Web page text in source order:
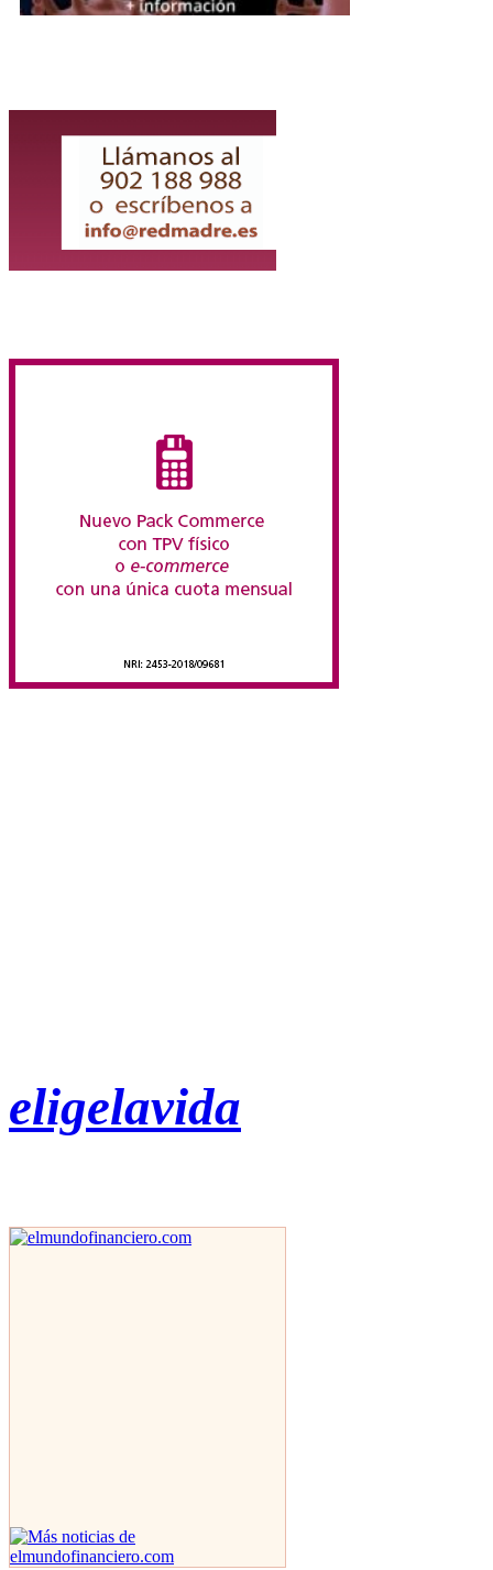
eligelavida